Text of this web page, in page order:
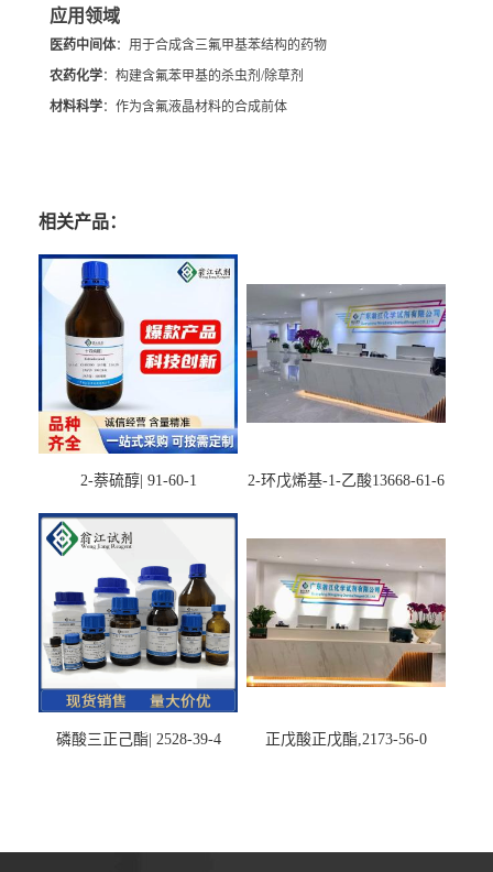
应用领域
医药中间体：用于合成含三氟甲基苯结构的药物
农药化学：构建含氟苯甲基的杀虫剂/除草剂
材料科学：作为含氟液晶材料的合成前体
相关产品：
2-萘硫醇| 91-60-1 2-环戊烯基-1-乙酸13668-61-6
磷酸三正己酯| 2528-39-4 正戊酸正戊酯,2173-56-0